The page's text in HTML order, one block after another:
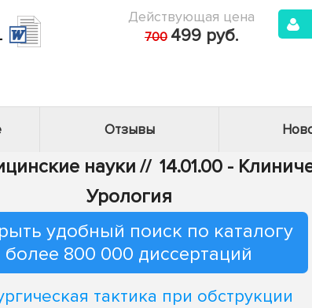
Действующая цена
700 499 руб.
Отзывы
науки // 14.01.00 -
Урология
удобный поиск по каталогу
более 800 000 диссертаций
тактика при обструкции